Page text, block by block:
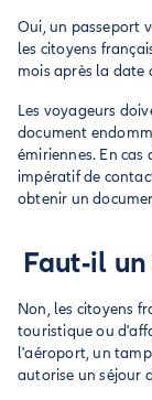
Oui, un passeport
les citoyens
mois après la date
Les voyageurs
document
émiriennes. En
impératif de
obtenir un
Faut-il
Non, les citoyens
touristique ou
l'aéroport, un
autorise un séjour